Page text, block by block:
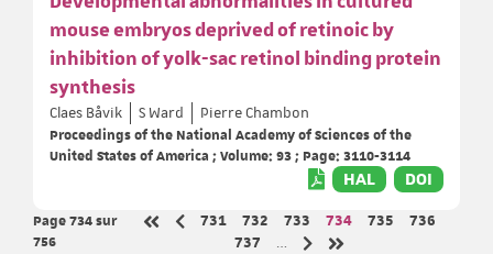
mouse embryos deprived of retinoic by
inhibition of yolk-sac retinol binding protein
synthesis
Claes Båvik S Ward
Pierre Chambon
Proceedings of the National Academy of Sciences of the
United States of America ; Volume: 93 ; Page: 3110-3114
HAL DOI
Page 734sur
756
Première page
Page précédente
Page
731 Page
732 Page
733 Page
734 Page
735 Page
736
Page
737
…